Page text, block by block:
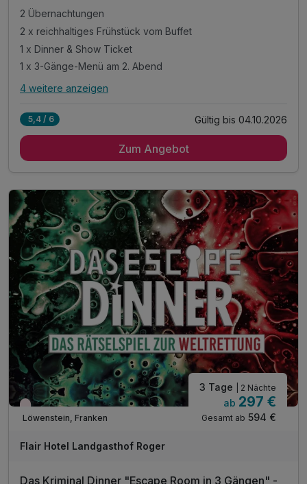
2 Übernachtungen
2 x reichhaltiges Frühstück vom Buffet
1 x Dinner & Show Ticket
1 x 3-Gänge-Menü am 2. Abend
Alle Inklusivleistungen
2 x reichhaltiges Frühstück vom Buffet
inkl. Entspannen in unserem Wellnessbereich
inkl. kuscheliger Leih-Saunatuch
inkl. Parkplatz
inkl. WLAN
4 weitere anzeigen
5,4 / 6 Gültig bis 04.10.2026
Zum Angebot
Wieder frei ab November
Löwenstein, Franken
3 Tage | 2 Nächte
ab 297 €
Gesamt ab 594 €
Flair Hotel Landgasthof Roger
Das Kriminal Dinner "Escape Room in 3 Gängen" -